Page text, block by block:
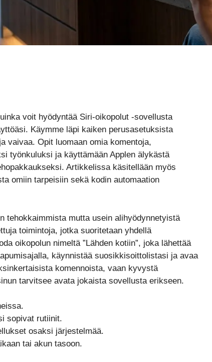
voit hyödyntää Siri-oikopolut -sovellusta
Käymme läpi kaiken perusasetuksista
vaivaa. Opit luomaan omia komentoja,
työnkuluksi ja käyttämään Applen älykästä
Artikkelissa käsitellään myös
omiin tarpeisiin sekä kodin automaation
tehokkaimmista mutta usein alihyödynnetyistä
toimintoja, jotka suoritetaan yhdellä
oikopolun nimeltä ”Lähden kotiin”, joka lähettää
käynnistää suosikkisoittolistasi ja avaa
komennoista, vaan kyvystä
tarvitsee avata jokaista sovellusta erikseen.
sopivat rutiinit.
osaksi järjestelmää.
tai akun tasoon.